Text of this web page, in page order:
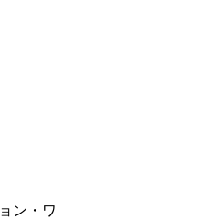
ン・ワ